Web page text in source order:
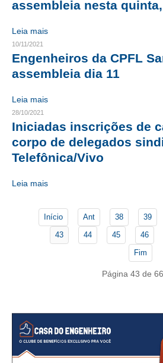
CURSOS
ENGENHEIRO EMPREENDEDOR
SEESP EDUCAÇÃO
PLATAFORMAS GRATUITAS
BENEFÍCIOS
PLANO DE SAÚDE
SEESPPREV
COMUNICAÇÃO
PALAVRA DO MURILO
assembleia nesta
Leia mais
10/11/2021
Engenheiros da CPFL
assembleia dia 11
Leia mais
28/10/2021
Iniciadas inscrições de
corpo de delegados
Telefônica/Vivo
Leia mais
Início Ant 38 39
43
44 45 46
Fim
Página 43 de 66